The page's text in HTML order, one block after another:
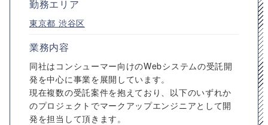
勤務エリア
東京都 渋谷区
業務内容
同社はコンシューマー向けのWebシステムの受託開
発を中心に事業を展開しています。
現在複数の受託案件を抱えており、以下のいずれか
のプロジェクトでマークアップエンジニアとして開
発を担当して頂きます。